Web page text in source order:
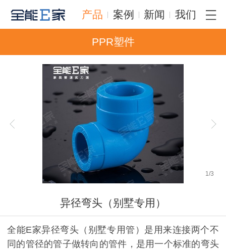
产品 案例 新闻 我们
PPR塑件
1 /3
异径弯头（别墅专用）
全能E家异径弯头（别墅专用管）是用来连接两个不
同的管径的管子做转向的管件，是用一个标准的弯头